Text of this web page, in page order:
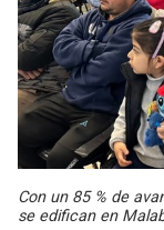
Con un 85 % de
se edifican en